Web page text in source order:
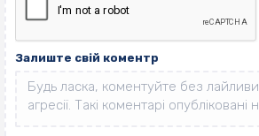
Залиште свій коментр